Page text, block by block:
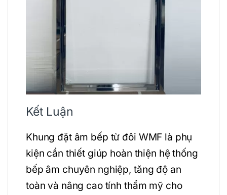
Kết Luận
Khung đặt âm bếp từ đôi WMF là phụ
kiện cần thiết giúp hoàn thiện hệ thống
bếp âm chuyên nghiệp, tăng độ an
toàn và nâng cao tính thẩm mỹ cho